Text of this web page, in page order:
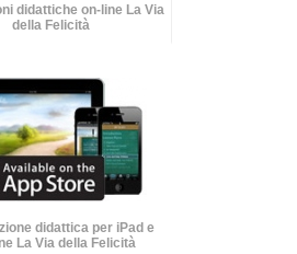
didattiche on-line La Via
della Felicità
didattica per iPad e
La Via della Felicità